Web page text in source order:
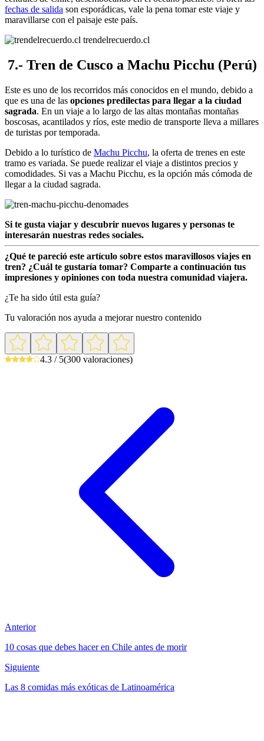
fechas de salida son esporádicas, vale la pena tomar este viaje y
maravillarse con el paisaje este país.
trendelrecuerdo.cl
7.- Tren de Cusco a Machu Picchu (Perú)
Este es uno de los recorridos más conocidos en el mundo, debido a
que es una de las opciones predilectas para llegar a la ciudad
sagrada. En un viaje a lo largo de las altas montañas montañas
boscosas, acantilados y ríos, este medio de transporte lleva a millares
de turistas por temporada.
Debido a lo turístico de Machu Picchu, la oferta de trenes en este
tramo es variada. Se puede realizar el viaje a distintos precios y
comodidades. Si vas a Machu Picchu, es la opción más cómoda de
llegar a la ciudad sagrada.
Si te gusta viajar y descubrir nuevos lugares y personas te
interesarán nuestras redes sociales.
¿Qué te pareció este artículo sobre estos maravillosos viajes en
tren? ¿Cuál te gustaría tomar? Comparte a continuación tus
impresiones y opiniones con toda nuestra comunidad viajera.
¿Te ha sido útil esta guía?
Tu valoración nos ayuda a mejorar nuestro contenido
4.3 / 5(300 valoraciones)
Anterior
10 cosas que debes hacer en Chile antes de morir
Siguiente
Las 8 comidas más exóticas de Latinoamérica